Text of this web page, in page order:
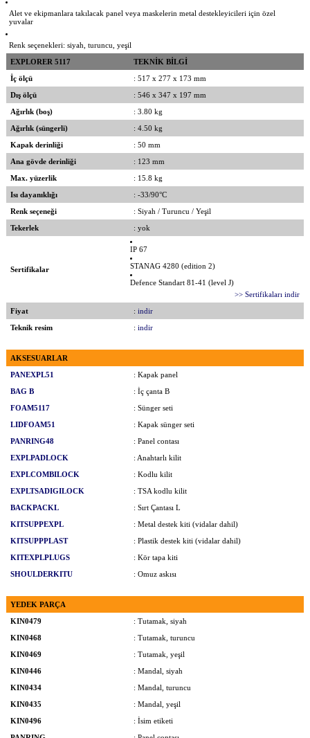
Alet ve ekipmanlara takılacak panel veya maskelerin metal destekleyicileri için özel
yuvalar
Renk seçenekleri: siyah, turuncu, yeşil
EXPLORER 5117
TEKNİK BİLGİ
İç ölçü
: 517 x 277 x 173 mm
Dış ölçü
: 546 x 347 x 197 mm
Ağırlık (boş)
: 3.80 kg
Ağırlık (süngerli)
: 4.50 kg
Kapak derinliği
: 50 mm
Ana gövde derinliği
: 123 mm
Max. yüzerlik
: 15.8 kg
Isı dayanıklığı
: -33/90°C
Renk seçeneği
: Siyah / Turuncu / Yeşil
Tekerlek
: yok
Sertifikalar
IP 67
STANAG 4280 (edition 2)
Defence Standart 81-41 (level J)
>> Sertifikaları indir
Fiyat
: indir
Teknik resim
: indir
AKSESUARLAR
PANEXPL51
: Kapak panel
BAG B
: İç çanta B
FOAM5117
: Sünger seti
LIDFOAM51
: Kapak sünger seti
PANRING48
: Panel contası
EXPLPADLOCK
: Anahtarlı kilit
EXPLCOMBILOCK
: Kodlu kilit
EXPLTSADIGILOCK
: TSA kodlu kilit
BACKPACKL
: Sırt Çantası L
KITSUPPEXPL
: Metal destek kiti (vidalar dahil)
KITSUPPPLAST
: Plastik destek kiti (vidalar dahil)
KITEXPLPLUGS
: Kör tapa kiti
SHOULDERKITU
: Omuz askısı
YEDEK PARÇA
KIN0479
: Tutamak, siyah
KIN0468
: Tutamak, turuncu
KIN0469
: Tutamak, yeşil
KIN0446
: Mandal, siyah
KIN0434
: Mandal, turuncu
KIN0435
: Mandal, yeşil
KIN0496
: İsim etiketi